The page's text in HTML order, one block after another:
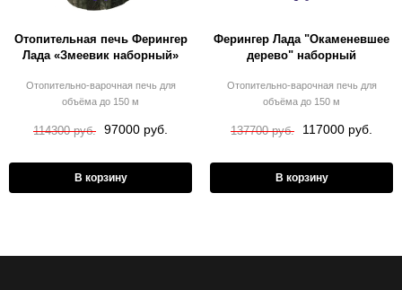
Отопительная печь Ферингер
Лада «Змеевик наборный»
Отопительно-варочная печь для
объёма до 150 м
114300 руб. 97000 руб.
В корзину
Ферингер Лада "Окаменевшее
дерево" наборный
Отопительно-варочная печь для
объёма до 150 м
137700 руб. 117000 руб.
В корзину